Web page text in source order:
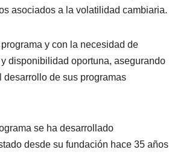
asociados a la volatilidad cambiaria.
y con la necesidad de
disponibilidad oportuna, asegurando
de sus programas
se ha desarrollado
desde su fundación hace 35 años